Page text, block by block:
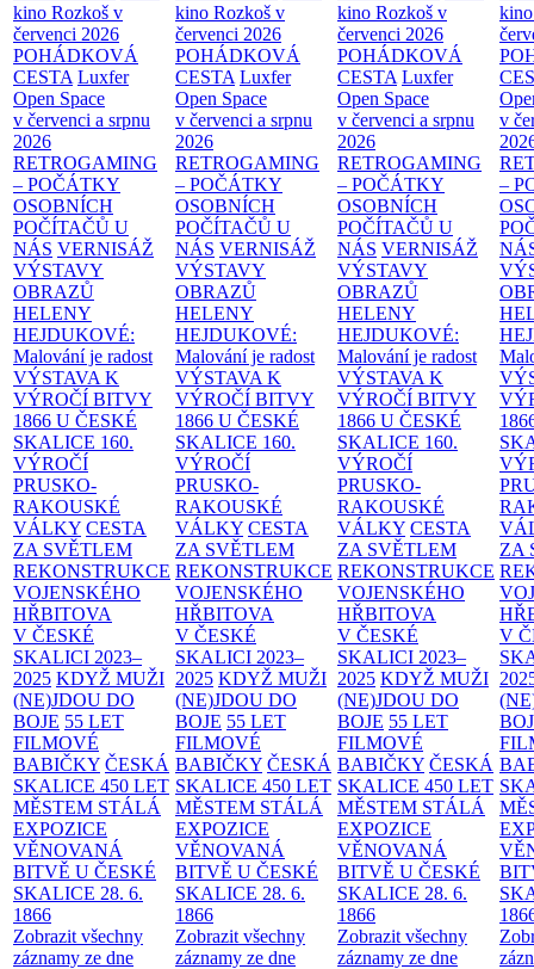
kino Rozkoš v
červenci 2026
POHÁDKOVÁ
CESTA Luxfer
Open Space
v červenci a srpnu
2026
RETROGAMING
– POČÁTKY
OSOBNÍCH
POČÍTAČŮ U
NÁS VERNISÁŽ
VÝSTAVY
OBRAZŮ
HELENY
HEJDUKOVÉ:
Malování je radost
VÝSTAVA K
VÝROČÍ BITVY
1866 U ČESKÉ
SKALICE 160.
VÝROČÍ
PRUSKO-
RAKOUSKÉ
VÁLKY CESTA
ZA SVĚTLEM
REKONSTRUKCE
VOJENSKÉHO
HŘBITOVA
V ČESKÉ
SKALICI 2023–
2025 KDYŽ MUŽI
(NE)JDOU DO
BOJE 55 LET
FILMOVÉ
BABIČKY ČESKÁ
SKALICE 450 LET
MĚSTEM STÁLÁ
EXPOZICE
VĚNOVANÁ
BITVĚ U ČESKÉ
SKALICE 28. 6.
1866
Zobrazit všechny
záznamy ze dne
kino Rozkoš v
červenci 2026
POHÁDKOVÁ
CESTA Luxfer
Open Space
v červenci a srpnu
2026
RETROGAMING
– POČÁTKY
OSOBNÍCH
POČÍTAČŮ U
NÁS VERNISÁŽ
VÝSTAVY
OBRAZŮ
HELENY
HEJDUKOVÉ:
Malování je radost
VÝSTAVA K
VÝROČÍ BITVY
1866 U ČESKÉ
SKALICE 160.
VÝROČÍ
PRUSKO-
RAKOUSKÉ
VÁLKY CESTA
ZA SVĚTLEM
REKONSTRUKCE
VOJENSKÉHO
HŘBITOVA
V ČESKÉ
SKALICI 2023–
2025 KDYŽ MUŽI
(NE)JDOU DO
BOJE 55 LET
FILMOVÉ
BABIČKY ČESKÁ
SKALICE 450 LET
MĚSTEM STÁLÁ
EXPOZICE
VĚNOVANÁ
BITVĚ U ČESKÉ
SKALICE 28. 6.
1866
Zobrazit všechny
záznamy ze dne
kino Rozkoš v
červenci 2026
POHÁDKOVÁ
CESTA Luxfer
Open Space
v červenci a srpnu
2026
RETROGAMING
– POČÁTKY
OSOBNÍCH
POČÍTAČŮ U
NÁS VERNISÁŽ
VÝSTAVY
OBRAZŮ
HELENY
HEJDUKOVÉ:
Malování je radost
VÝSTAVA K
VÝROČÍ BITVY
1866 U ČESKÉ
SKALICE 160.
VÝROČÍ
PRUSKO-
RAKOUSKÉ
VÁLKY CESTA
ZA SVĚTLEM
REKONSTRUKCE
VOJENSKÉHO
HŘBITOVA
V ČESKÉ
SKALICI 2023–
2025 KDYŽ MUŽI
(NE)JDOU DO
BOJE 55 LET
FILMOVÉ
BABIČKY ČESKÁ
SKALICE 450 LET
MĚSTEM STÁLÁ
EXPOZICE
VĚNOVANÁ
BITVĚ U ČESKÉ
SKALICE 28. 6.
1866
Zobrazit všechny
záznamy ze dne
v
–
ZA
V